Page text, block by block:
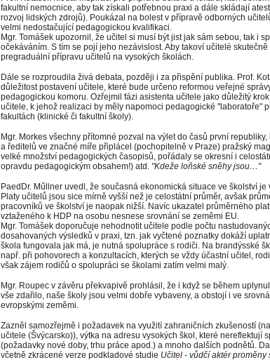
fakultní nemocnice, aby tak získali potřebnou praxi a dále skládají
rozvoj lidských zdrojů). Poukázal na bolest v přípravě odborných
velmi nedostačující pedagogickou kvalifikaci.
Mgr. Tomášek upozornil, že učitel si musí být jist jak sám sebou, tak i
očekáváním. S tím se pojí jeho nezávislost. Aby takoví učitelé
pregraduální přípravu učitelů na vysokých školách.
Dále se rozproudila živá debata, později i za přispění publika. Prof.
důležitost postavení učitele, které bude určeno reformou veřejné
pedagogickou komoru. Ozřejmil fázi asistenta učitele jako důležitý
učitele, k jehož realizaci by měly napomoci pedagogické "laboratoře"
fakultách (klinické či fakultní školy).
Mgr. Morkes všechny přítomné pozval na výlet do časů první
a ředitelů ve značné míře připlácel (pochopitelně v Praze) pražský
velké množství pedagogických časopisů, pořádaly se okresní i
opravdu pedagogickým obsahem!) atd. "Kdeže loňské sněhy jsou…"
PaedDr. Műllner uvedl, že současná ekonomická situace ve školství je
Platy učitelů jsou sice mírně vyšší než je celostátní průměr, avšak
pracovníků ve školství je naopak nižší. Navíc ukazatel průměrného
vztaženého k HDP na osobu nesnese srovnání se zeměmi EU.
Mgr. Tomášek doporučuje nehodnotit učitele podle počtu
dosahovaných výsledků v praxi, tzn. jak vyčtené poznatky dokáží
škola fungovala jak má, je nutná spolupráce s rodiči. Na brandýsské
např. při pohovorech a konzultacích, kterých se vždy účastní učitel,
však zájem rodičů o spolupráci se školami zatím velmi malý.
Mgr. Roupec v závěru překvapivě prohlásil, že i když se během
vše zdařilo, naše školy jsou velmi dobře vybaveny, a obstojí i ve
evropskými zeměmi.
Zazněl samozřejmě i požadavek na využití zahraničních zkušeností
učitele (Švýcarsko)), výtka na adresu vysokých škol, které nereflektují
(požadavky nové doby, trhu práce apod.) a mnoho dalších podnětů.
včetně zkrácené verze podkladové studie Učitel - vůdčí aktér proměny